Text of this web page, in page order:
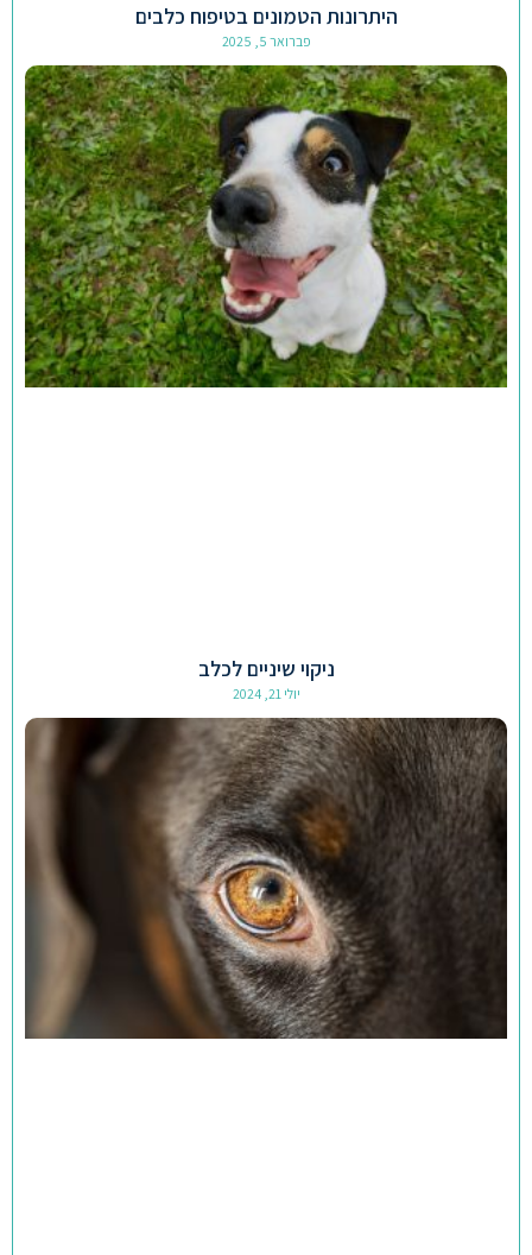
היתרונות הטמונים בטיפוח כלבים
פברואר 5, 2025
ניקוי שיניים לכלב
יולי 21, 2024